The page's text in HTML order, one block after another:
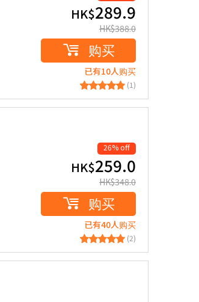
HK$289.9
HK$388.0
购买
已有10人购买
(1)
26% off
HK$259.0
HK$348.0
购买
已有40人购买
(2)